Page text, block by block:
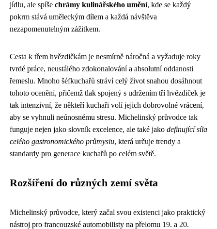
jídlu, ale spíše chrámy kulinářského umění, kde se každý
pokrm stává uměleckým dílem a každá návštěva
nezapomenutelným zážitkem.
Cesta k třem hvězdičkám je nesmírně náročná a vyžaduje roky
tvrdé práce, neustálého zdokonalování a absolutní oddanosti
řemeslu. Mnoho šéfkuchařů stráví celý život snahou dosáhnout
tohoto ocenění, přičemž tlak spojený s udržením tří hvězdiček je
tak intenzivní, že někteří kuchaři volí jejich dobrovolné vrácení,
aby se vyhnuli neúnosnému stresu. Michelinský průvodce tak
funguje nejen jako slovník excelence, ale také jako definující síla
celého gastronomického průmyslu, která určuje trendy a
standardy pro generace kuchařů po celém světě.
Rozšíření do různých zemí světa
Michelinský průvodce, který začal svou existenci jako praktický
nástroj pro francouzské automobilisty na přelomu 19. a 20.